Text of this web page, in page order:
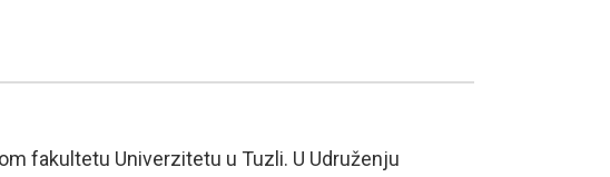
fakultetu Univerzitetu u Tuzli. U Udruženju